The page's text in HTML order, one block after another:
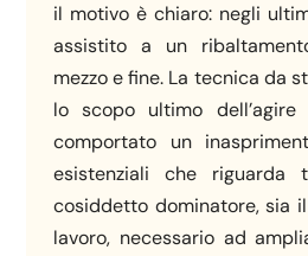
il motivo è chiaro: negli
assistito a un
mezzo e fine. La tecnica da
lo scopo ultimo dell’agire
comportato un
esistenziali che
cosiddetto dominatore, sia
lavoro, necessario ad